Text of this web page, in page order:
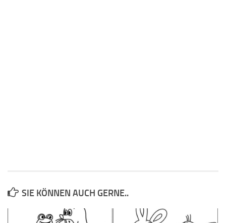
SIE KÖNNEN AUCH GERNE..